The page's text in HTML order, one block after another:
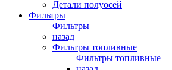
Детали полуосей
Фильтры
Фильтры
назад
Фильтры топливные
Фильтры топливные